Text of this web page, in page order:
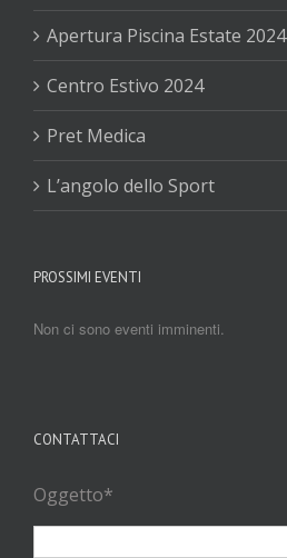
Apertura Piscina Estate 2024
Centro Estivo 2024
Pret Medica
L’angolo dello Sport
PROSSIMI EVENTI
Non ci sono eventi imminenti.
CONTATTACI
Oggetto*